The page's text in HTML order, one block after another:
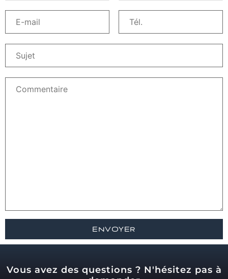
Vous avez des questions ? N'hésitez pas à